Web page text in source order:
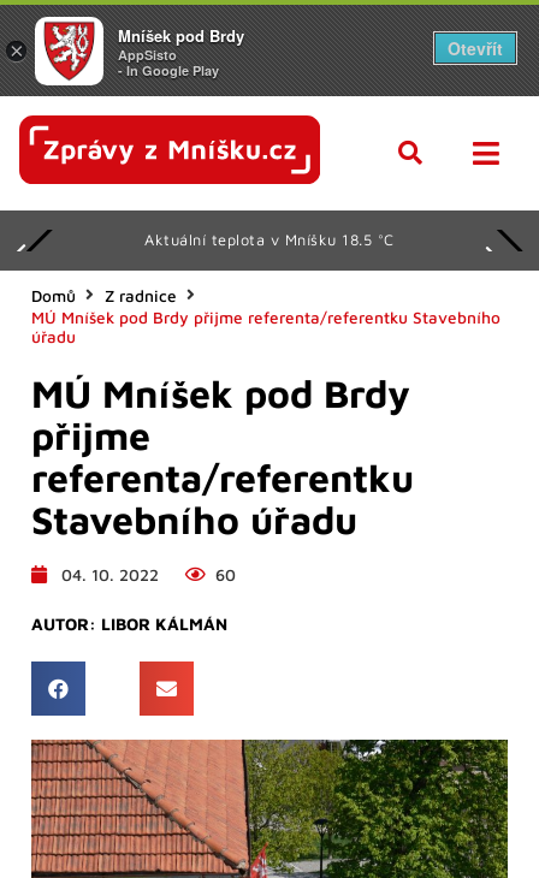
Aktuální teplota v Mníšku 18.5 °C
Domů
Z radnice
MÚ Mníšek pod Brdy přijme referenta/referentku Stavebního
úřadu
MÚ Mníšek pod Brdy
přijme
referenta/referentku
Stavebního úřadu
04. 10. 2022 60
AUTOR: LIBOR KÁLMÁN
×
Mníšek pod Brdy
AppSisto
- In Google Play
Otevřít